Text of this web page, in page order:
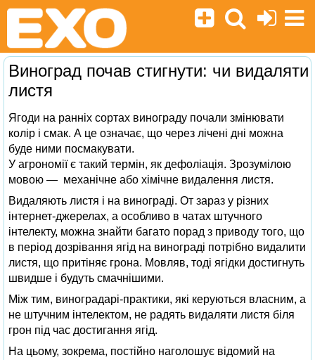
Виноград почав стигнути: чи видаляти
листя
Ягоди на ранніх сортах винограду почали змінювати
колір і смак. А це означає, що через лічені дні можна
буде ними посмакувати.
У агрономії є такий термін, як дефоліація. Зрозумілою
мовою — механічне або хімічне видалення листя.
Видаляють листя і на винограді. От зараз у різних
інтернет-джерелах, а особливо в чатах штучного
інтелекту, можна знайти багато порад з приводу того, що
в період дозрівання ягід на винограді потрібно видалити
листя, що притіняє грона. Мовляв, тоді ягідки достигнуть
швидше і будуть смачнішими.
Між тим, виноградарі-практики, які керуються власним, а
не штучним інтелектом, не радять видаляти листя біля
грон під час достигання ягід.
На цьому, зокрема, постійно наголошує відомий на